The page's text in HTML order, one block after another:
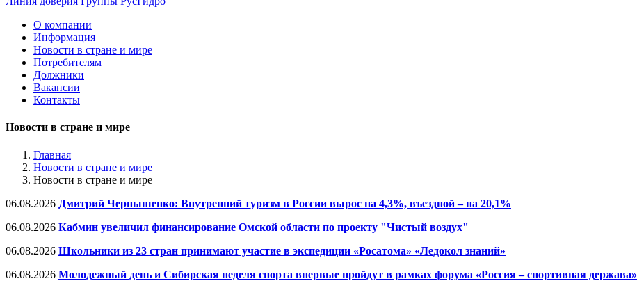
О компании
Информация
Новости в стране и мире
Потребителям
Должники
Вакансии
Контакты
Новости в стране и мире
Главная
Новости в стране и мире
Новости в стране и мире
06.08.2026 Дмитрий Чернышенко: Внутренний туризм в России вырос на 4,3%, въездной – на 20,1%
06.08.2026 Кабмин увеличил финансирование Омской области по проекту "Чистый воздух"
06.08.2026 Школьники из 23 стран принимают участие в экспедиции «Росатома» «Ледокол знаний»
06.08.2026 Молодежный день и Сибирская неделя спорта впервые пройдут в рамках форума «Россия – спортивная держава»